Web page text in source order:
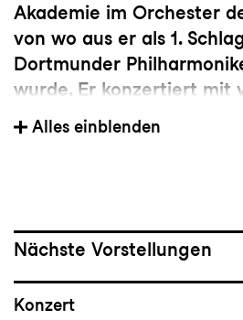
Akademie im Orchester
von wo aus er als 1.
Dortmunder
wurde. Er konzertiert mit
und international
Orchestern, u.a. mit dem
der Spielzeit 2015/16 ist er
seiner Orchestertätigkeit
Alles einblenden
Nächste Vorstellungen
Konzert